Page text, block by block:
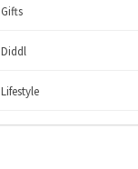
Gifts
Diddl
Lifestyle